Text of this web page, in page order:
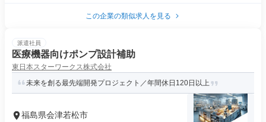
この企業の類似求人を見る
派遣社員
医療機器向けポンプ設計補助
東日本スターワークス株式会社
未来を創る最先端開発プロジェクト／年間休日120日以上
福島県会津若松市